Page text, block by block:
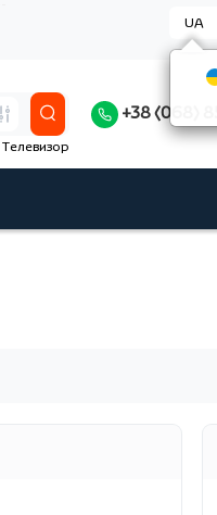
UA
+38 (068)
Телевизор